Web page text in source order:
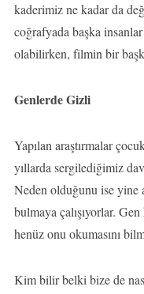
kaderimiz ne kadar da
coğrafyada başka
olabilirken, filmin bir
Genlerde Gizli
Yapılan araştırmalar
yıllarda sergilediğimiz
Neden olduğunu ise yine
bulmaya çalışıyorlar.
henüz onu okumasını
Kim bilir belki bize de